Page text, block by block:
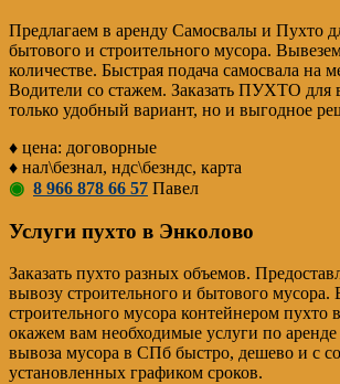
Предлагаем в аренду Самосвалы и Пухто
бытового и строительного мусора.
количестве. Быстрая подача самосвала на
Водители со стажем. Заказать ПУХТО для
только удобный вариант, но и выгодное
♦ цена: договорные
♦ нал\безнал, ндс\безндс, карта
◉ 8 966 878 66 57 Павел
Услуги пухто в Энколово
Заказать пухто разных объемов.
вывозу строительного и бытового мусора.
строительного мусора контейнером
окажем вам необходимые услуги по аренде
вывоза мусора в СПб быстро, дешево и с
установленных графиком сроков.